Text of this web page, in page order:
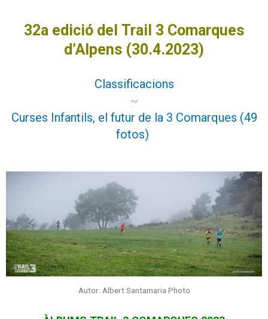
32a edició del Trail 3 Comarques
d’Alpens (30.4.2023)
Classificacions
~
Curses Infantils, el futur de la 3 Comarques (49
fotos)
Autor: Albert Santamaria Photo